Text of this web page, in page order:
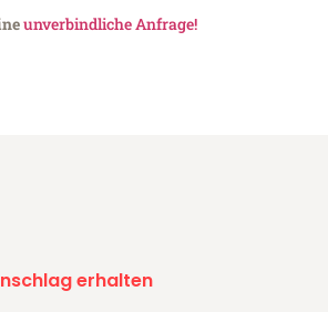
unverbindliche Anfrage!
erhalten